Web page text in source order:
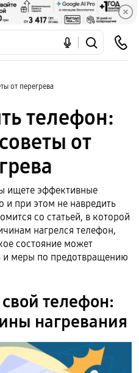
от перегрева
телефон:
от
ищете эффективные
и при этом не навредить
со статьей, в которой
нагрелся телефон,
состояние может
и меры по предотвращению
телефон:
нагревания